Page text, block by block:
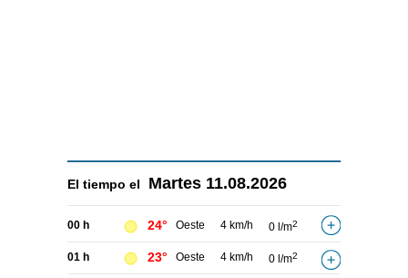
El tiempo el Martes 11.08.2026
00 h 24° Oeste 4 km/h 0 l/m2
01 h 23° Oeste 4 km/h 0 l/m2